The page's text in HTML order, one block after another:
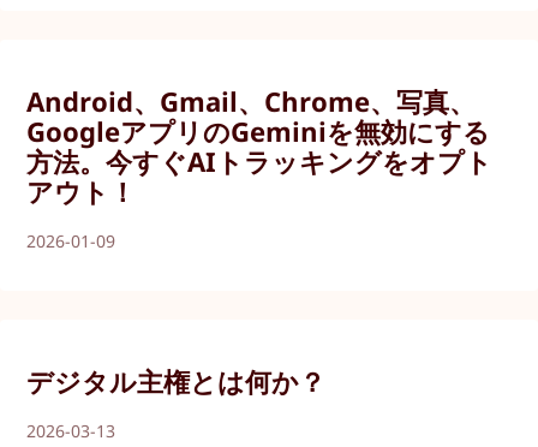
Android、Gmail、Chrome、写真、
GoogleアプリのGeminiを無効にする
方法。今すぐAIトラッキングをオプト
アウト！
2026-01-09
デジタル主権とは何か？
2026-03-13